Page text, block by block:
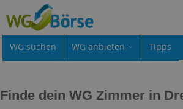
WG suchen WG anbieten Tipps
Finde dein WG Zimmer in